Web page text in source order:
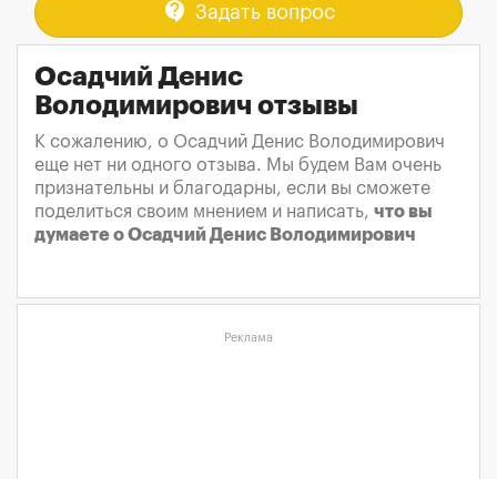
contact_support Задать вопрос
Осадчий Денис
Володимирович отзывы
К сожалению, о Осадчий Денис Володимирович
еще нет ни одного отзыва. Мы будем Вам очень
признательны и благодарны, если вы сможете
поделиться своим мнением и написать, что вы
думаете о Осадчий Денис Володимирович
Реклама